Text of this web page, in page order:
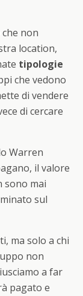
che non
location,
tipologie
che vedono
di vendere
di cercare
Warren
il valore
sono mai
sul
ma solo a chi
non
a far
pagato e